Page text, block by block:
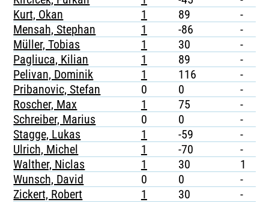
Kurt, Okan
1 89 -
Mensah, Stephan
1 -86 -
Müller, Tobias
1 30 -
Pagliuca, Kilian
1 89 -
Pelivan, Dominik
1 116 -
Pribanovic, Stefan
0 0 -
Roscher, Max
1 75 -
Schreiber, Marius
0 0 -
Stagge, Lukas
1 -59 -
Ulrich, Michel
1 -70 -
Walther, Niclas
1 30 1
Wunsch, David
0 0 -
Zickert, Robert
1 30 -